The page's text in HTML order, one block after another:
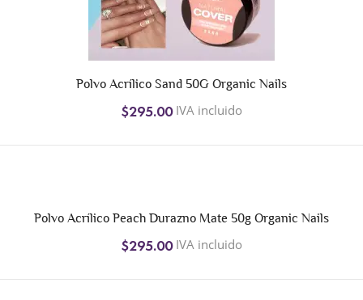
Polvo Acrílico Sand 50G Organic Nails
$295.00IVA incluido
Polvo Acrílico Peach Durazno Mate 50g Organic Nails
$295.00IVA incluido